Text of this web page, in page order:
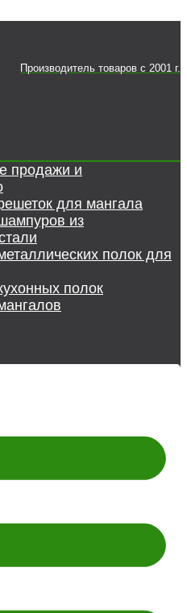
Производитель товаров c 2001 г.
продажи и
для мангала
из
полок для
полок